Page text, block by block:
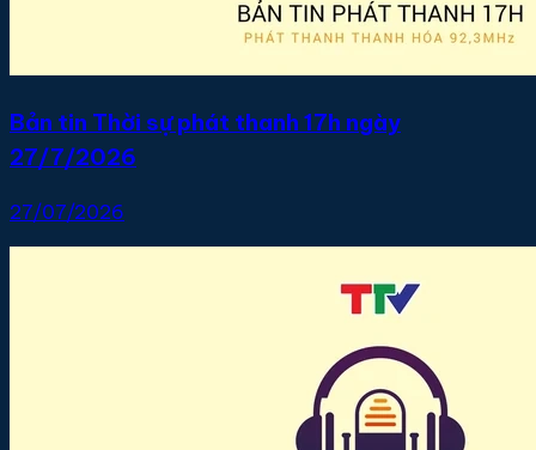
Bản tin Thời sự phát thanh 17h ngày
27/7/2026
27/07/2026